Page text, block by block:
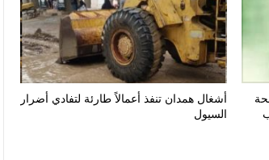
أشغال همدان تنفذ أعمالاً طارئة لتفادي أضرار
السيول